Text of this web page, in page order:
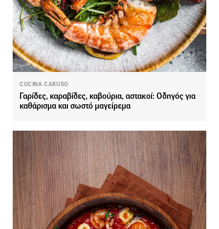
CUCINA CARUSO
Γαρίδες, καραβίδες, καβούρια, αστακοί: Οδηγός για
καθάρισμα και σωστό μαγείρεμα